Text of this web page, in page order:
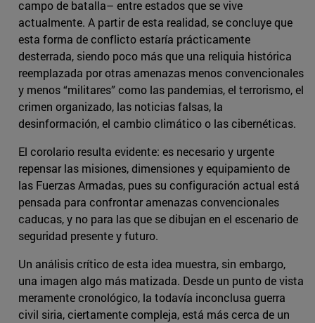
campo de batalla– entre estados que se vive
actualmente. A partir de esta realidad, se concluye que
esta forma de conflicto estaría prácticamente
desterrada, siendo poco más que una reliquia histórica
reemplazada por otras amenazas menos convencionales
y menos “militares” como las pandemias, el terrorismo, el
crimen organizado, las noticias falsas, la
desinformación, el cambio climático o las cibernéticas.
El corolario resulta evidente: es necesario y urgente
repensar las misiones, dimensiones y equipamiento de
las Fuerzas Armadas, pues su configuración actual está
pensada para confrontar amenazas convencionales
caducas, y no para las que se dibujan en el escenario de
seguridad presente y futuro.
Un análisis crítico de esta idea muestra, sin embargo,
una imagen algo más matizada. Desde un punto de vista
meramente cronológico, la todavía inconclusa guerra
civil siria, ciertamente compleja, está más cerca de un